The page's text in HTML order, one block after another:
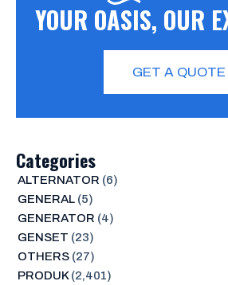
YOUR OASIS, OUR
GET A QUOTE
Categories
ALTERNATOR (6)
GENERAL(5)
GENERATOR (4)
GENSET (23)
OTHERS(27)
PRODUK(2,401)